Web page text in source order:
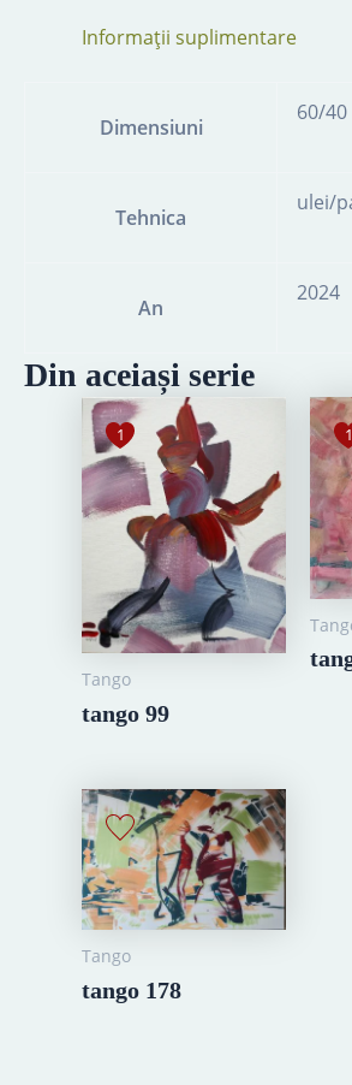
Informații suplimentare
Dimensiuni
60/40
Tehnica
ulei/
An
2024
Din aceiași serie
1
Tango
tango 99
1
Tango
tango 178